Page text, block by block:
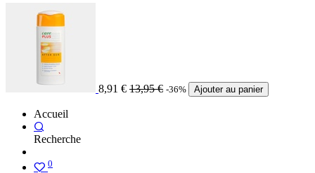
8,91 € 13,95€ -36% Ajouter au panier
Accueil
Recherche
0